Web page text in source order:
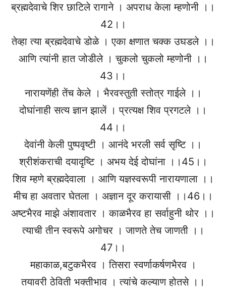
ब्रह्मदेवाचे शिर छाटिले रागाने । अपराध केला म्हणोनी ।।
42।।
तेव्हा त्या ब्रह्मदेवाचे डोळे । एका क्षणात चक्क उघडले ।।
आणि त्यांनी हात जोडीले । चुकलो चुकलो म्हणोनी ।।
43।।
नारायणेंही तेंच केले । भैरवस्तुती स्तोत्र गाईले ।।
दोघांनाही सत्य ज्ञान झालें । प्रत्यक्ष शिव प्रगटले ।।
44।।
देवांनी केली पुष्पवृष्टी । आनंदे भरली सर्व सृष्टि ।।
श्रीशंकराची दयादृष्टि । अभय देई दोघांना ।।45।।
शिव म्हणे ब्रह्मदेवाला । आणि यज्ञस्वरूपी नारायणाला ।।
मीच हा अवतार घेतला । अज्ञान दूर करायासी ।।46।।
अष्टभैरव माझे अंशावतार । काळभैरव हा सर्वाहुनी थोर ।।
त्याची तीन स्वरूपे अगोचर । जाणते तेच जाणती ।।
47।।
महाकाळ,बटुकभैरव । तिसरा स्वर्णाकर्षणभैरव ।
तयावरी ठेविती भक्तीभाव । त्यांचे कल्याण होतसे ।।